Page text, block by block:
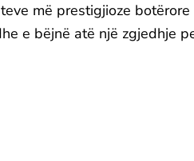
më prestigjioze
e bëjnë atë një zgjedhje